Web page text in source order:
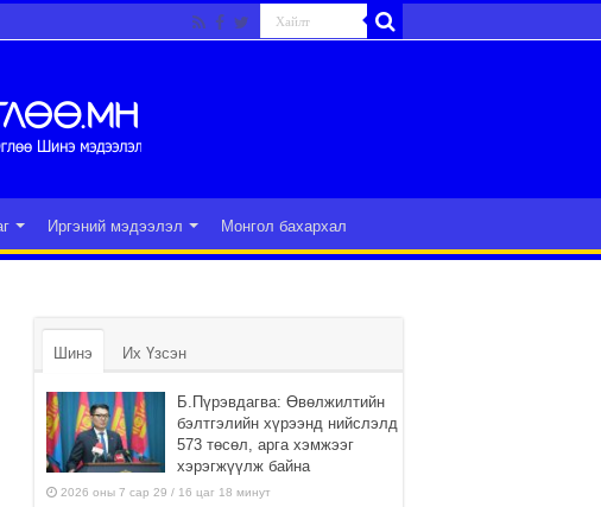
Иргэний мэдээлэл Монгол бахархал
Шинэ Их Үзсэн
Б.Пүрэвдагва: Өвөлжилтийн
бэлтгэлийн хүрээнд нийслэлд
573 төсөл, арга хэмжээг
хэрэгжүүлж байна
2026 оны 7 сар 29 / 16 цаг 18 минут